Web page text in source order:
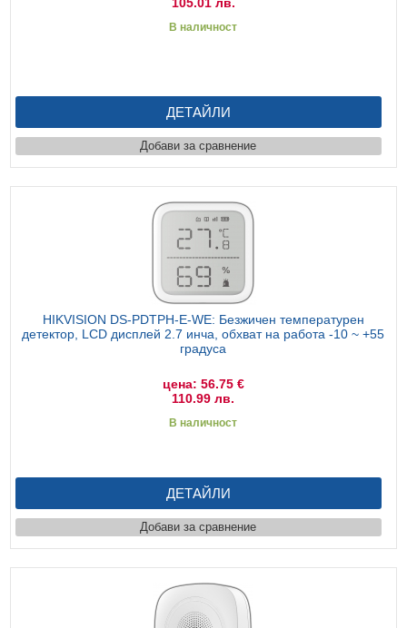
В наличност
ДЕТАЙЛИ
Добави за сравнение
HIKVISION DS-PDTPH-E-WE: Безжичен температурен
детектор, LCD дисплей 2.7 инча, обхват на работа -10 ~ +55
градуса
цена: 56.75 €
110.99 лв.
В наличност
ДЕТАЙЛИ
Добави за сравнение